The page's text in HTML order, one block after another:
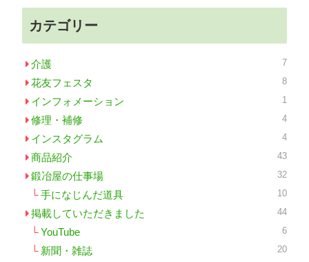
カテゴリー
介護 7
花友フェスタ 8
インフォメーション 1
修理・補修 4
インスタグラム 4
商品紹介 43
鍛冶屋の仕事場 32
手になじんだ道具 10
掲載していただきました 44
YouTube 6
新聞・雑誌 20